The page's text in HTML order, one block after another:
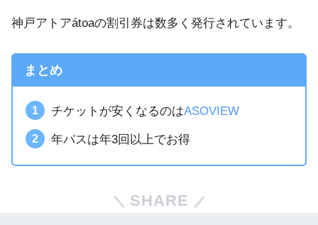
神戸アトアátoaの割引券は数多く発行されています。
まとめ
チケットが安くなるのはASOVIEW
年パスは年3回以上でお得
SHARE